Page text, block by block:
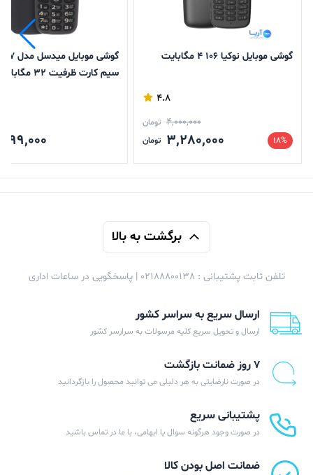
گوشی موبایل نوکیا 106 4 مگابایت
4.8
4,000,000 تومان
18%
3,280,000 تومان
سیم کارت ظرفیت
برگشت به بالا
تلفن ثابت پشتیبانی : 02188800138 | پاسخگویی در ساعات اداری
ارسال سریع به سراسر کشور
ارسال و تحویل سریع کلیه مرسولات به سرارسر کشور
۷ روز ضمانت بازگشت
در صورت نارضایتی به هر دلیلی می توانید محصول را بازگردانید
پشتیبانی سریع
در صورت وجود هرگونه سوال یا ابهامی، با ما در تماس باشید
ضمانت اصل بودن کالا